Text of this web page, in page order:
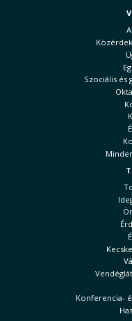
Szociális és
Konferencia-